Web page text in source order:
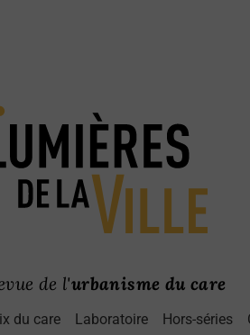
de l'urbanisme du care
du care Laboratoire Hors-séries